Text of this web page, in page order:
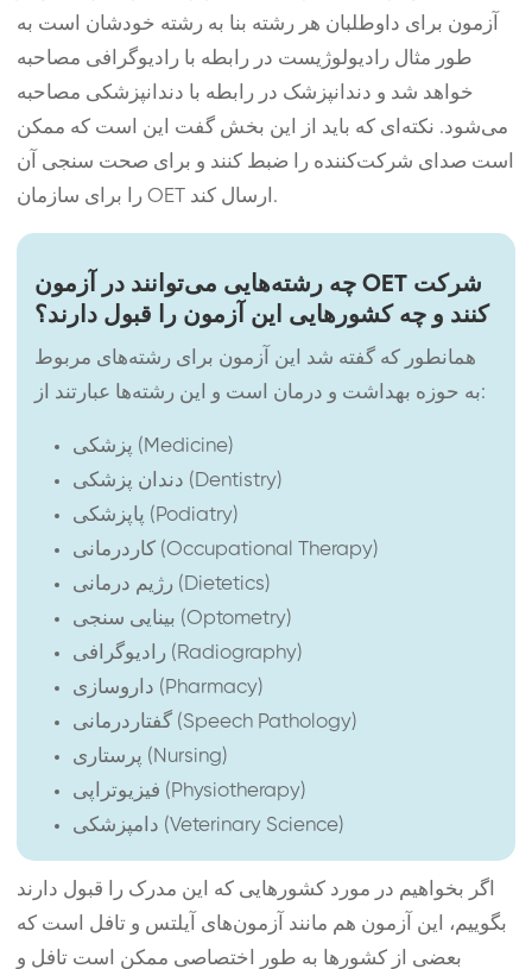
آزمون برای داوطلبان هر رشته بنا به رشته خودشان است به
طور مثال رادیولوژیست در رابطه با رادیوگرافی مصاحبه
خواهد شد و دندانپزشک در رابطه با دندانپزشکی مصاحبه
می‌شود. نکته‌ای که باید از این بخش گفت این است که ممکن
است صدای شرکت‌کننده را ضبط کنند و برای صحت سنجی آن
را برای سازمان OET ارسال کند.
چه رشته‌هایی می‌توانند در آزمون OET شرکت
کنند و چه کشورهایی این آزمون را قبول دارند؟
همانطور که گفته شد این آزمون برای رشته‌های مربوط
به حوزه بهداشت و درمان است و این رشته‌ها عبارتند از:
پزشکی (Medicine)
دندان پزشکی (Dentistry)
پاپزشکی (Podiatry)
کاردرمانی (Occupational Therapy)
رژیم درمانی (Dietetics)
بینایی سنجی (Optometry)
رادیوگرافی (Radiography)
داروسازی (Pharmacy)
گفتاردرمانی (Speech Pathology)
پرستاری (Nursing)
فیزیوتراپی (Physiotherapy)
دامپزشکی (Veterinary Science)
اگر بخواهیم در مورد کشورهایی که این مدرک را قبول دارند
بگوییم، این آزمون هم مانند آزمون‌های آیلتس و تافل است که
بعضی از کشورها به طور اختصاصی ممکن است تافل و